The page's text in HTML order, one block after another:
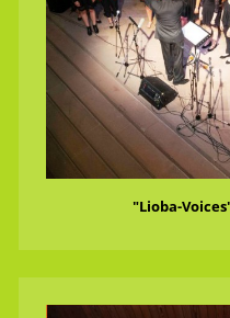
"Lioba-